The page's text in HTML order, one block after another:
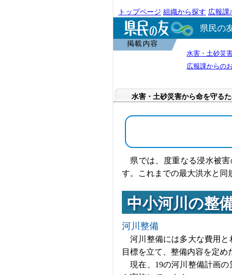
トップページ 組織から探す 広報課
県民の
掲載内容
水害・土砂災
広報課からの
水害・土砂災害から命を守る
県では、度重なる浸水被害
す。これまでの最大洪水と同
中小河川の整
河川整備
河川整備には多大な費用と
目標を立て、整備内容を定め
現在、19の河川整備計画の